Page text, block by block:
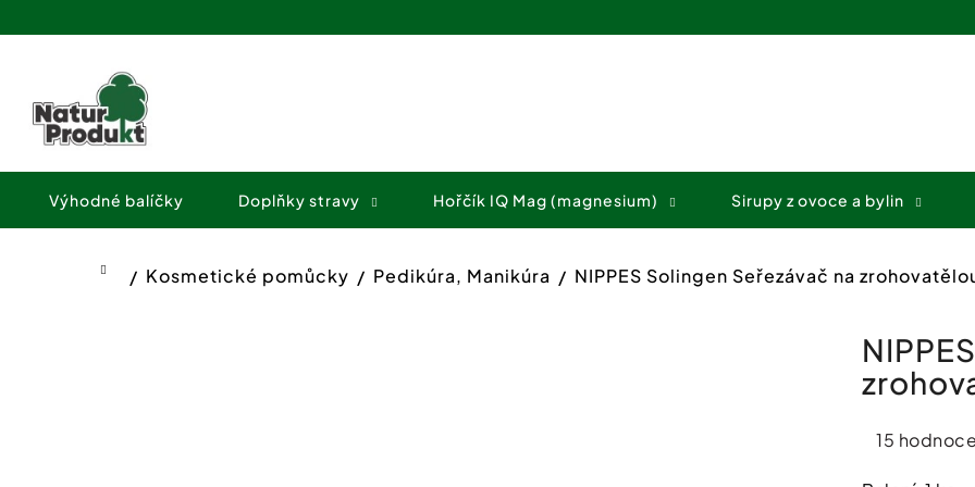
na
Výhodné balíčky Doplňky stravy Hořčík IQ Mag (magnesium) Sirupy z ovoce a bylin
Domů
Kosmetické pomůcky Pedikúra, Manikúra NIPPES Solingen Seřezávač na
Průměrné
15
o
obchodu
obchodu
HLEDAT